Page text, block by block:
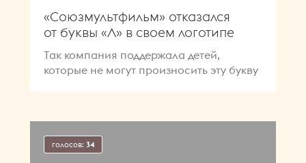
«Союзмультфильм» отказался
от буквы «Л» в своем логотипе
Так компания поддержала детей,
которые не могут произносить эту букву
голосов: 34